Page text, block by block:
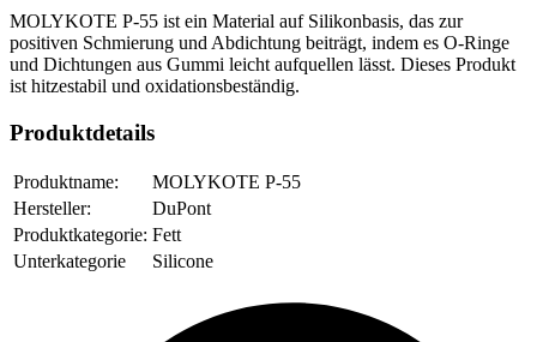
MOLYKOTE P-55 ist ein Material auf Silikonbasis, das zur
positiven Schmierung und Abdichtung beiträgt, indem es O-Ringe
und Dichtungen aus Gummi leicht aufquellen lässt. Dieses Produkt
ist hitzestabil und oxidationsbeständig.
Produktdetails
Produktname:
MOLYKOTE P-55
Hersteller:
DuPont
Produktkategorie: Fett
Unterkategorie
Silicone